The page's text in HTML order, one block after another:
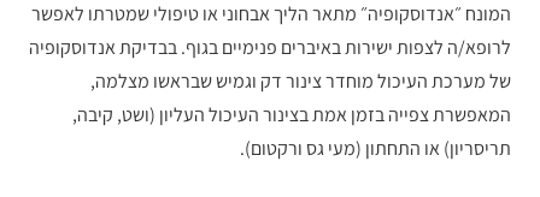
המונח ״אנדוסקופיה״ מתאר הליך אבחוני או טיפולי שמטרתו לאפשר
לרופא/ה לצפות ישירות באיברים פנימיים בגוף. בבדיקת אנדוסקופיה
של מערכת העיכול מוחדר צינור דק וגמיש שבראשו מצלמה,
המאפשרת צפייה בזמן אמת בצינור העיכול העליון (ושט, קיבה,
תריסריון) או התחתון (מעי גס ורקטום).